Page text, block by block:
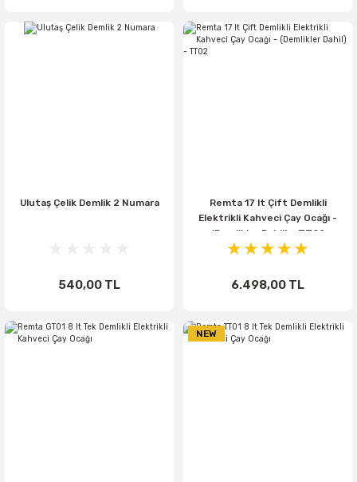
Ulutaş Çelik Demlik 2 Numara
540,00 TL
Remta 17 lt Çift Demlikli
Elektrikli Kahveci Çay Ocağı -
(Demlikler Dahil) - TT02
6.498,00 TL
NEW